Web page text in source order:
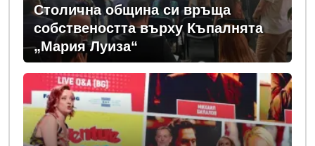
Столична община си връща
собствеността върху Къпалнята
„Мария Луиза“